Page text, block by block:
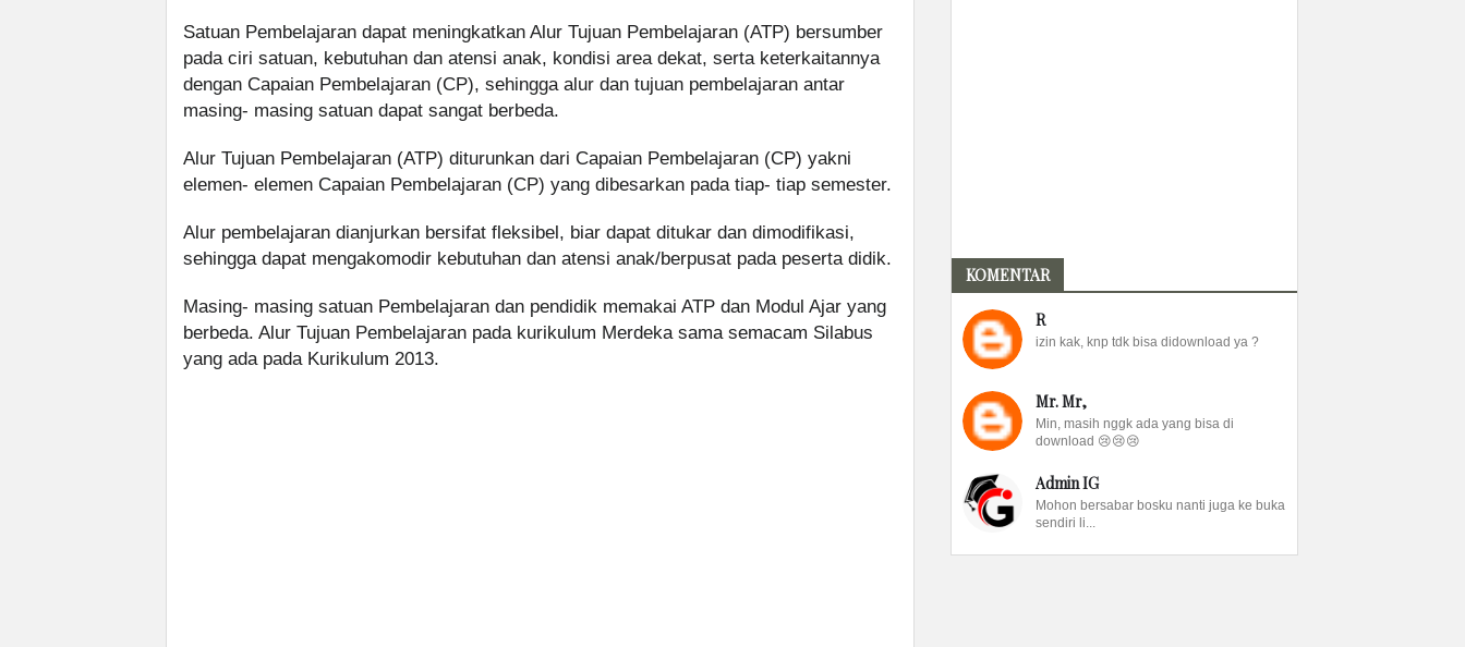
Satuan Pembelajaran dapat meningkatkan Alur Tujuan Pembelajaran (ATP) bersumber
pada ciri satuan, kebutuhan dan atensi anak, kondisi area dekat, serta keterkaitannya
dengan Capaian Pembelajaran (CP), sehingga alur dan tujuan pembelajaran antar
masing- masing satuan dapat sangat berbeda.
Alur Tujuan Pembelajaran (ATP) diturunkan dari Capaian Pembelajaran (CP) yakni
elemen- elemen Capaian Pembelajaran (CP) yang dibesarkan pada tiap- tiap semester.
Alur pembelajaran dianjurkan bersifat fleksibel, biar dapat ditukar dan dimodifikasi,
sehingga dapat mengakomodir kebutuhan dan atensi anak/berpusat pada peserta didik.
Masing- masing satuan Pembelajaran dan pendidik memakai ATP dan Modul Ajar yang
berbeda. Alur Tujuan Pembelajaran pada kurikulum Merdeka sama semacam Silabus
yang ada pada Kurikulum 2013.
KOMENTAR
R
izin kak, knp tdk bisa didownload ya ?
Mr. Mr,
Min, masih nggk ada yang bisa di
download 😢😢😢
Admin IG
Mohon bersabar bosku nanti juga ke buka
sendiri li...